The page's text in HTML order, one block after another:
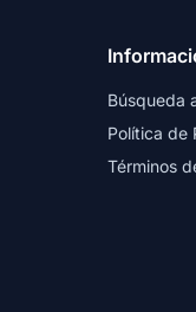
Búsqueda
Política de
Términos